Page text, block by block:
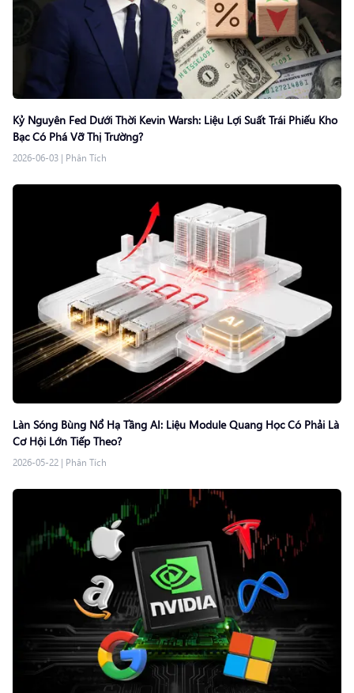
Kỷ Nguyên Fed Dưới Thời Kevin Warsh: Liệu Lợi Suất Trái Phiếu Kho
Bạc Có Phá Vỡ Thị Trường?
2026-06-03 | Phân Tích
Làn Sóng Bùng Nổ Hạ Tầng AI: Liệu Module Quang Học Có Phải Là
Cơ Hội Lớn Tiếp Theo?
2026-05-22 | Phân Tích